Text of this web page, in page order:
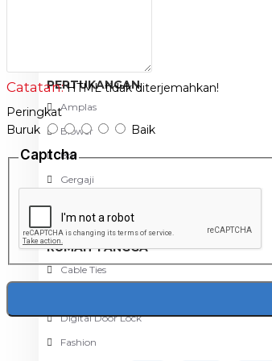
PERTUKANGAN
Amplas
Blower
Bor
Gergaji
View More
RUMAH TANGGA
Cable Ties
Digital Door Lock
Fashion
Catatan:HTML tidak diterjemahkan!
Peringkat
Buruk
Baik
Captcha